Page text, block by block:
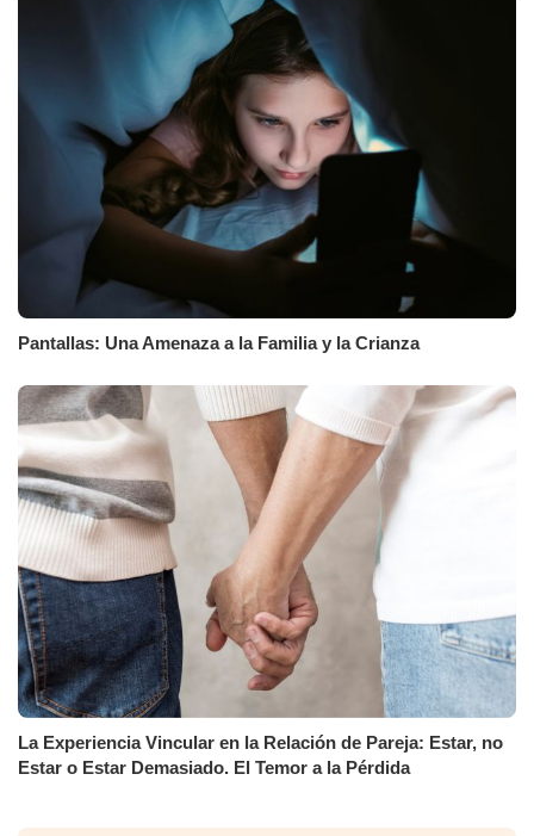
Pantallas: Una Amenaza a la Familia y la Crianza
La Experiencia Vincular en la Relación de Pareja: Estar, no
Estar o Estar Demasiado. El Temor a la Pérdida